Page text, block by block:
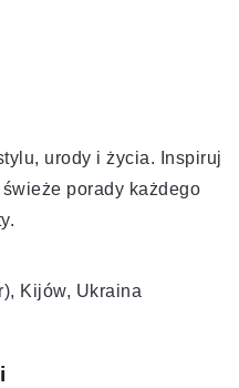
urody i życia. Inspiruj
porady każdego
Kijów, Ukraina